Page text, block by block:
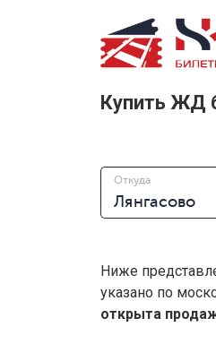
Купить ЖД
Откуда
Ниже
указано по
открыта